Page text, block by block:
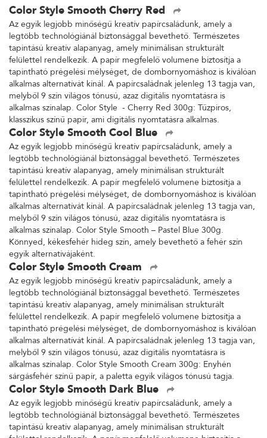
Color Style Smooth Cherry Red
Az egyik legjobb minőségű kreatív papírcsaládunk, amely a
legtöbb technológiánál biztonsággal bevethető. Természetes
tapintású kreatív alapanyag, amely minimálisan strukturált
felülettel rendelkezik. A papír megfelelő volumene biztosítja a
tapintható prégelési mélységet, de dombornyomáshoz is kiválóan
alkalmas alternatívát kínál. A papírcsaládnak jelenleg 13 tagja van,
melyből 9 szín világos tónusú, azaz digitális nyomtatásra is
alkalmas színalap. Color Style - Cherry Red 300g: Tűzpiros,
klasszikus színű papír, ami digitális nyomtatásra alkalmas.
Color Style Smooth Cool Blue
Az egyik legjobb minőségű kreatív papírcsaládunk, amely a
legtöbb technológiánál biztonsággal bevethető. Természetes
tapintású kreatív alapanyag, amely minimálisan strukturált
felülettel rendelkezik. A papír megfelelő volumene biztosítja a
tapintható prégelési mélységet, de dombornyomáshoz is kiválóan
alkalmas alternatívát kínál. A papírcsaládnak jelenleg 13 tagja van,
melyből 9 szín világos tónusú, azaz digitális nyomtatásra is
alkalmas színalap. Color Style Smooth – Pastel Blue 300g.
Könnyed, kékesfehér hideg szín, amely bevethető a fehér szín
egyik alternatívájaként.
Color Style Smooth Cream
Az egyik legjobb minőségű kreatív papírcsaládunk, amely a
legtöbb technológiánál biztonsággal bevethető. Természetes
tapintású kreatív alapanyag, amely minimálisan strukturált
felülettel rendelkezik. A papír megfelelő volumene biztosítja a
tapintható prégelési mélységet, de dombornyomáshoz is kiválóan
alkalmas alternatívát kínál. A papírcsaládnak jelenleg 13 tagja van,
melyből 9 szín világos tónusú, azaz digitális nyomtatásra is
alkalmas színalap. Color Style Smooth Cream 300g: Enyhén
sárgásfehér színű papír, a paletta egyik világos tónusú tagja.
Color Style Smooth Dark Blue
Az egyik legjobb minőségű kreatív papírcsaládunk, amely a
legtöbb technológiánál biztonsággal bevethető. Természetes
tapintású kreatív alapanyag, amely minimálisan strukturált